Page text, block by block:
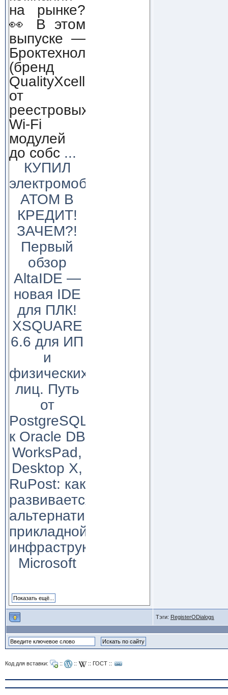
на рынке?
👀 В этом
выпуске —
Броктехнолоджи
(бренд
QualityXcellence):
от
реестровых
Wi-Fi
модулей
до собс ...
КУПИЛ
электромобиль
АТОМ В
КРЕДИТ!
ЗАЧЕМ?!
Первый
обзор
AltaIDE —
новая IDE
для ПЛК!
XSQUARE
6.6 для ИП
и
физических
лиц. Путь
от
PostgreSQL
к Oracle DB
WorksPad,
Desktop X,
RuPost: как
развивается
альтернатива
прикладной
инфраструктуре
Microsoft
Тэги: RegisterODialogs
Код для вставки: :: :: :: ГОСТ::